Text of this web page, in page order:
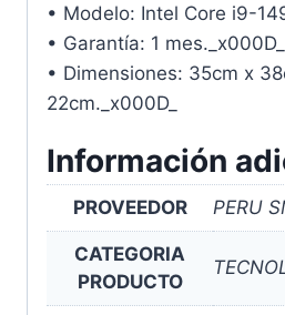
• Modelo: Intel Core i9-
• Garantía: 1 mes._x000D_
• Dimensiones: 35cm x
22cm._x000D_
Información
PROVEEDOR PERU
CATEGORIA
PRODUCTO